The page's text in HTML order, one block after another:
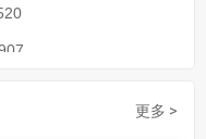
更多 >